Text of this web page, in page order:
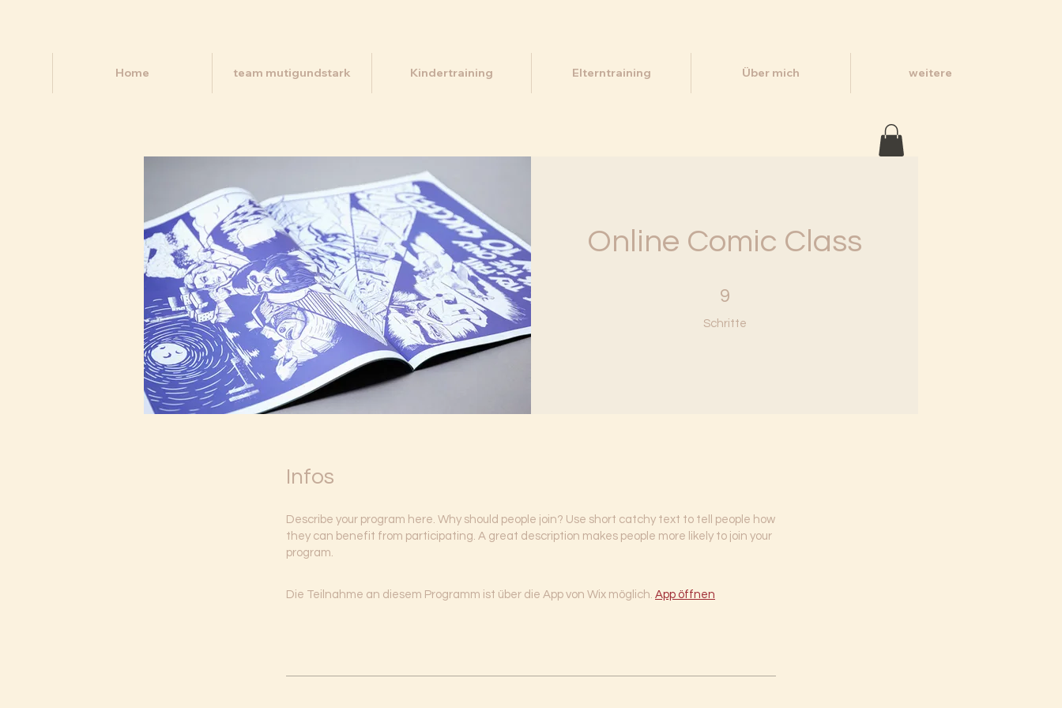
Home team mutigundstark Kindertraining Elterntraining Über mich weitere
Online Comic Class
9
Schritte
Infos
Describe your program here. Why should people join? Use short catchy text to tell people how
they can benefit from participating. A great description makes people more likely to join your
program.
Die Teilnahme an diesem Programm ist über die App von Wix möglich. App öffnen